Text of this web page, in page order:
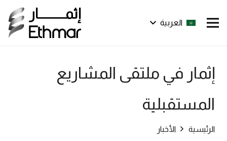
العربية
إثمار في ملتقى المشاريع
المستقبلية
الرئيسية الأخبار